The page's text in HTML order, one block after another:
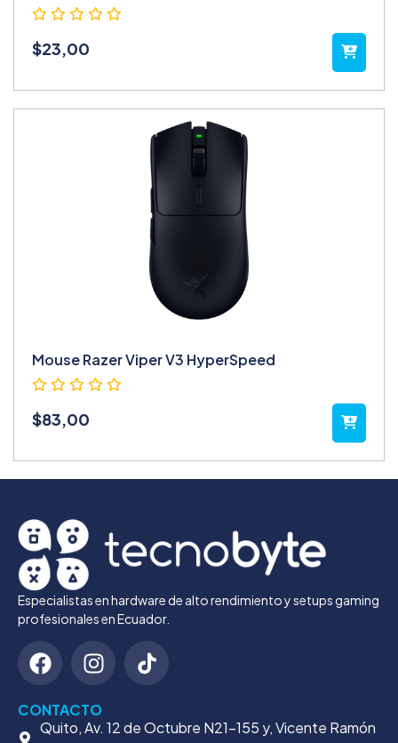
$23,00
Mouse Razer Viper V3 HyperSpeed
$83,00
Especialistas en hardware de alto rendimiento y setups gaming
profesionales en Ecuador.
CONTACTO
Quito, Av. 12 de Octubre N21-155 y, Vicente Ramón